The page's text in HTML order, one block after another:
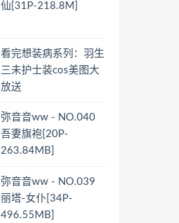
仙[31P-218.8M]
看完想装病系列：羽生
三未护士装cos美图大
放送
弥音音ww - NO.040
吾妻旗袍[20P-
263.84MB]
弥音音ww - NO.039
丽塔-女仆[34P-
496.55MB]